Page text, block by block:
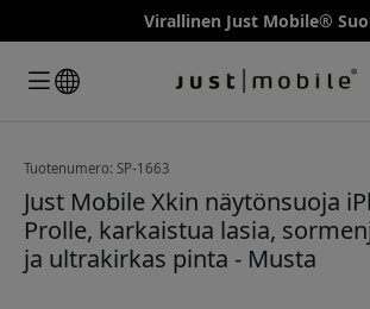
Virallinen Just Mobile®
Tuotenumero: SP-1663
Just Mobile Xkin näytönsuoja
Prolle, karkaistua lasia,
ja ultrakirkas pinta - Musta